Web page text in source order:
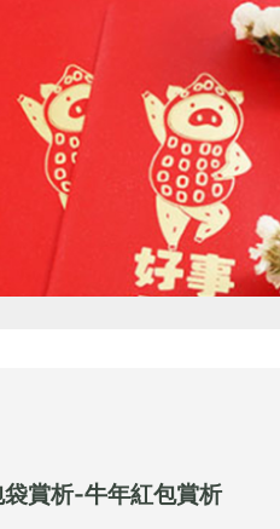
賞析-牛年紅包賞析